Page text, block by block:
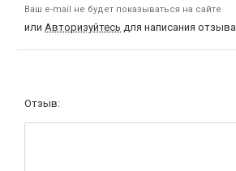
Ваш e-mail не будет показываться на сайте
или Авторизуйтесь для написания отзыва
Отзыв: